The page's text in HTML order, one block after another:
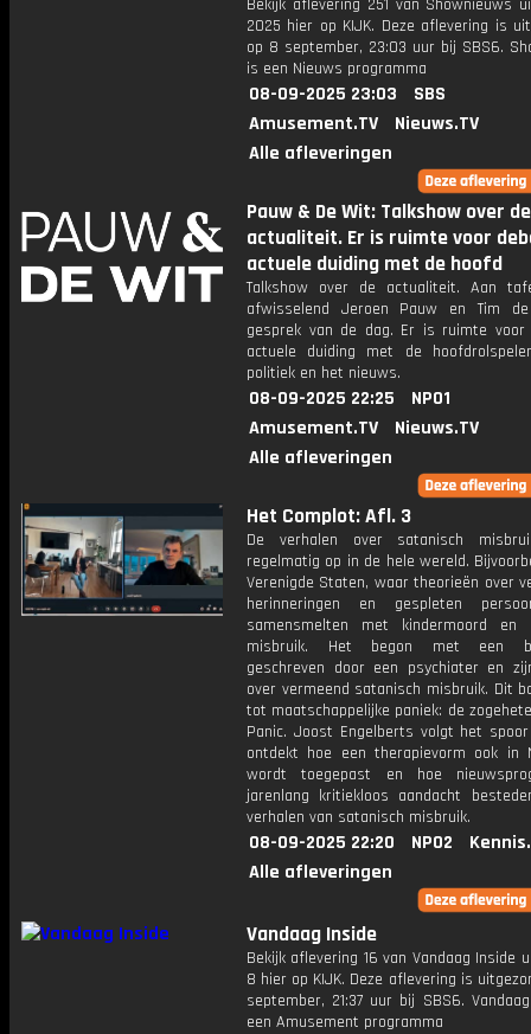
Bekijk aflevering 251 van Shownieuws
2025 hier op KIJK. Deze aflevering is
op 8 september, 23:03 uur bij SBS6.
is een Nieuws programma
08-09-2025 23:03
SBS
Amusement.TV
Nieuws.TV
Alle afleveringen
Pauw & De Wit: Talkshow over de
actualiteit. Er is ruimte voor
actuele duiding met de hoofd
Talkshow over de actualiteit. Aan
afwisselend Jeroen Pauw en Tim
gesprek van de dag. Er is ruimte
actuele duiding met de
politiek en het nieuws.
08-09-2025 22:25
NPO1
Amusement.TV
Nieuws.TV
Alle afleveringen
Het Complot: Afl. 3
De verhalen over satanisch
regelmatig op in de hele wereld.
Verenigde Staten, waar theorieën over
herinneringen en gespleten
samensmelten met kindermoord en
misbruik. Het begon met een
geschreven door een psychiater en
over vermeend satanisch misbruik. Dit
tot maatschappelijke paniek: de
Panic. Joost Engelberts volgt het
ontdekt hoe een therapievorm ook in
wordt toegepast en hoe
jarenlang kritiekloos aandacht
verhalen van satanisch misbruik.
08-09-2025 22:20 NPO2
Alle afleveringen
Vandaag Inside
Bekijk aflevering 16 van Vandaag Inside
8 hier op KIJK. Deze aflevering is
september, 21:37 uur bij SBS6.
een Amusement programma